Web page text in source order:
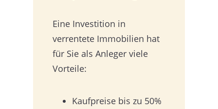
Eine Investition in
verrentete Immobilien hat
für Sie als Anleger viele
Vorteile:
Kaufpreise bis zu 50%